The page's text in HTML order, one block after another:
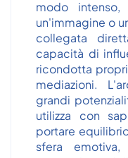
modo
un'immagine o
collegata
capacità di
ricondotta
mediazioni.
grandi
utilizza con
portare
sfera